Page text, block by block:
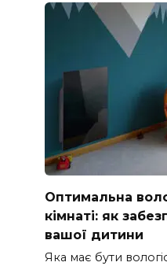
Оптимальна
кімнаті: як
вашої дитини
Яка має бути